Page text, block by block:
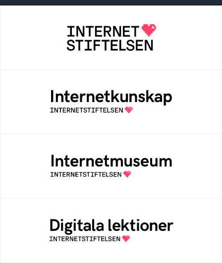
Internetstiftelsen verkar för ett internet som
bidrar positivt till människan och samhället
Samlad kunskap som hjälper dig att bli en
säker och medveten internetanvändare
Ett digitalt museum som byggts, och kureras
av Internetstiftelsen
Öppen digital lärresurs med färdiga lektioner
för alla stadier i grundskolan